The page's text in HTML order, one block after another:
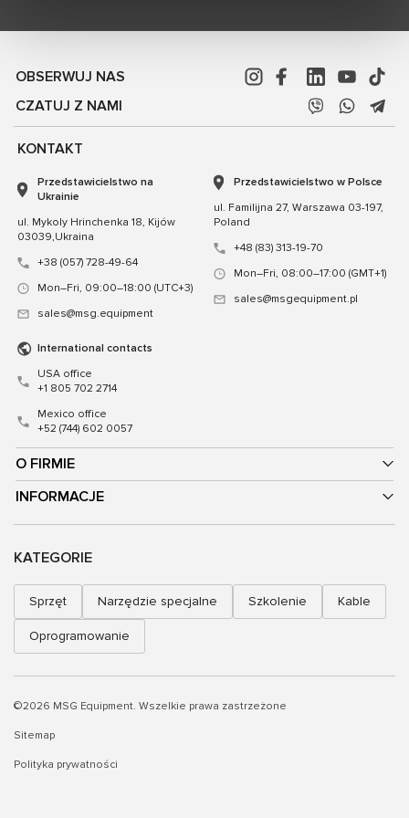
OBSERWUJ NAS
CZATUJ Z NAMI
O FIRMIE
INFORMACJE
KONTAKT
Przedstawicielstwo na
Ukrainie
ul. Mykoly Hrinchenka 18, Kijów
03039,Ukraina
+38 (057) 728-49-64
Mon–Fri, 09:00–18:00 (UTC+3)
sales@msg.equipment
Przedstawicielstwo w Polsce
ul. Familijna 27, Warszawa 03-197,
Poland
+48 (83) 313-19-70
Mon–Fri, 08:00–17:00 (GMT+1)
sales@msgequipment.pl
International contacts
USA office
+1 805 702 2714
Mexico office
+52 (744) 602 0057
KATEGORIE
Sprzęt Narzędzie specjalne Szkolenie Kable
Oprogramowanie
©2026 MSG Equipment. Wszelkie prawa zastrzeżone
Sitemap
Polityka prywatności